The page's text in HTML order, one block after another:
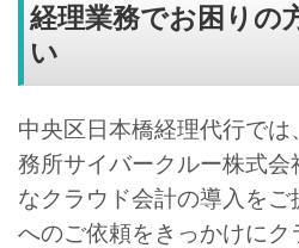
経理業務でお困りの
い
中央区日本橋経理代行で
務所サイバークルー株式会
なクラウド会計の導入を
へのご依頼をきっかけに